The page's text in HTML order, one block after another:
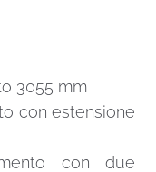
3055 mm
con estensione
con due